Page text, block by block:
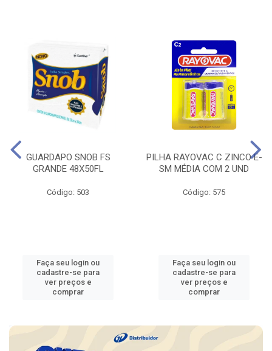
GUARDAPO SNOB FS
GRANDE 48X50FL
Código: 503
Faça seu login ou
cadastre-se para
ver preços e
comprar
PILHA RAYOVAC C ZINCO E-
SM MÉDIA COM 2 UND
Código: 575
Faça seu login ou
cadastre-se para
ver preços e
comprar